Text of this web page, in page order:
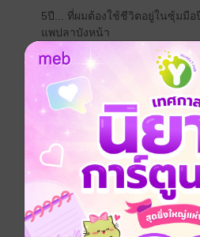
5ปี... ที่ผมต้องใช้ชีวิตอยู่ในซุ้มมื
แพปลาบังหน้า
5ปี... ที่ผมสร้างชื่อเสียงในฐานะ
5ปี... ที่ผมคิดว่าคงหนีพ้นจากเรื่อ
แต่ทว่า... 5ปีที่ผมพยายามผ่านมั
เย็น กลับจบลง ที่ร้านอาหารตาม
“ ผัดกะเพราหมูจานนึง ไข่ดาวสอ
คนที่ผัดกะเพราจานนั้นให้ผมยังเด็
ทำอาหารคล่องแคล่ว แถมรสมือ